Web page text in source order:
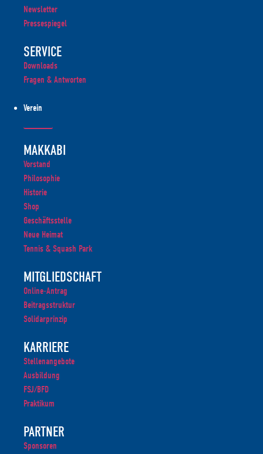
Newsletter
Pressespiegel
SERVICE
Downloads
Fragen & Antworten
Verein
MAKKABI
Vorstand
Philosophie
Historie
Shop
Geschäftsstelle
Neue Heimat
Tennis & Squash Park
MITGLIEDSCHAFT
Online-Antrag
Beitragsstruktur
Solidarprinzip
KARRIERE
Stellenangebote
Ausbildung
FSJ/BFD
Praktikum
PARTNER
Sponsoren